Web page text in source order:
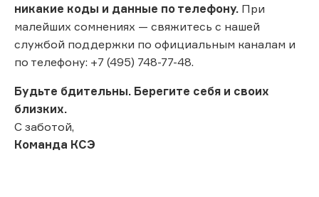
никакие коды и данные по телефону. При
малейших сомнениях — свяжитесь с нашей
службой поддержки по официальным каналам и
по телефону: +7 (495) 748-77-48.
Будьте бдительны. Берегите себя и своих
близких.
С заботой,
Команда КСЭ